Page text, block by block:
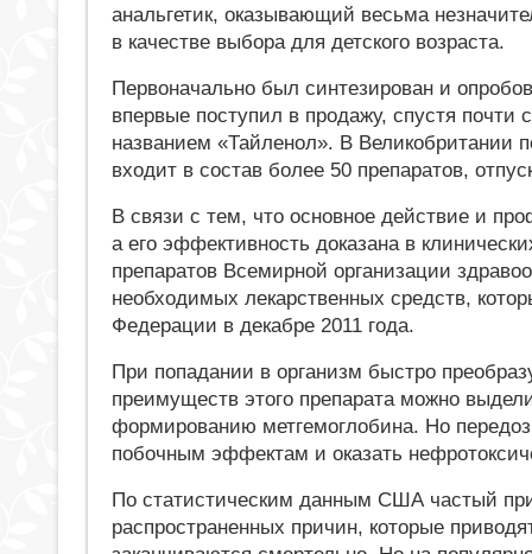
анальгетик, оказывающий весьма
в качестве выбора для детского возраста.
Первоначально был синтезирован и
впервые поступил в продажу, спустя
названием «Тайленол». В Великобритании
входит в состав более 50 препаратов,
В связи с тем, что основное действие и
а его эффективность доказана в
препаратов Всемирной организации
необходимых лекарственных средств,
Федерации в декабре 2011 года.
При попадании в организм быстро
преимуществ этого препарата можно
формированию метгемоглобина. Но
побочным эффектам и оказать
По статистическим данным США частый
распространенных причин, которые